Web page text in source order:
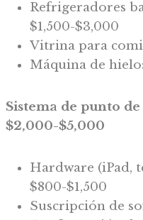
Refrigeradores
$1,500-$3,000
Vitrina para
Máquina de
Sistema de punto de
$2,000-$5,000
Hardware (iPad,
$800-$1,500
Suscripción de